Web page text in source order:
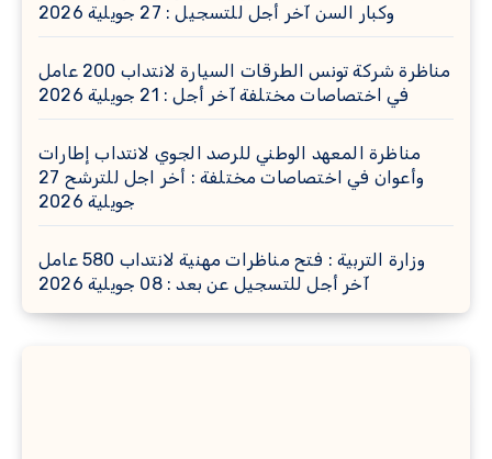
وكبار السن آخر أجل للتسجيل : 27 جويلية 2026
مناظرة شركة تونس الطرقات السيارة لانتداب 200 عامل
في اختصاصات مختلفة آخر أجل : 21 جويلية 2026
مناظرة المعهد الوطني للرصد الجوي لانتداب إطارات
وأعوان في اختصاصات مختلفة : أخر اجل للترشح 27
جويلية 2026
وزارة التربية : فتح مناظرات مهنية لانتداب 580 عامل
آخر أجل للتسجيل عن بعد : 08 جويلية 2026